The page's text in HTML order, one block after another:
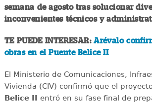
semana de agosto tras solucionar
inconvenientes técnicos y
TE PUEDE INTERESAR:Arévalo
obras en el Puente Belice II
El Ministerio de Comunicaciones,
Vivienda (CIV) confirmó que el
Belice II entró en su fase final de